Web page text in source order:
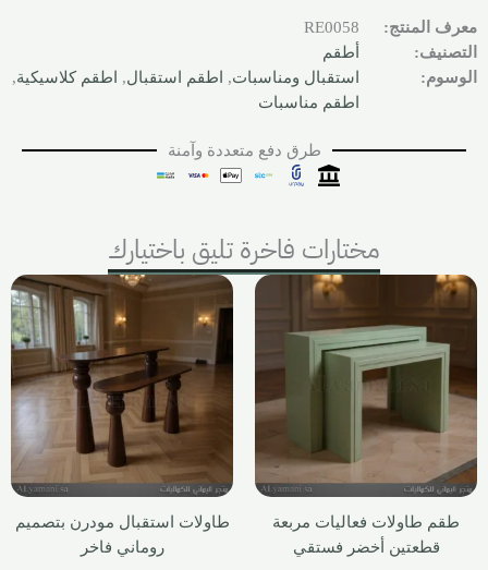
معرف المنتج:
RE0058
التصنيف:
أطقم
الوسوم:
استقبال ومناسبات, اطقم استقبال, اطقم كلاسيكية,
اطقم مناسبات
طرق دفع متعددة وآمنة
مختارات فاخرة تليق باختيارك
طقم طاولات فعاليات مربعة
قطعتين أخضر فستقي
طاولات استقبال مودرن بتصميم
روماني فاخر